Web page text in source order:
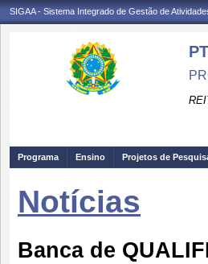
SIGAA - Sistema Integrado de Gestão de
Programa Ensino Projetos de
Notícias
Banca de